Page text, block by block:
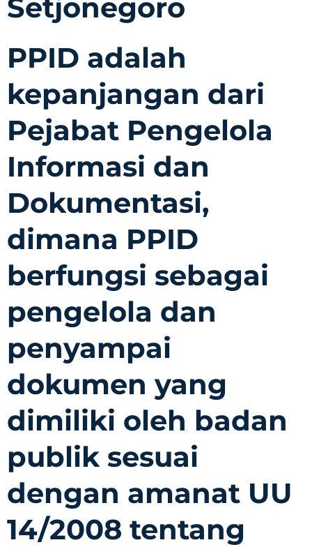
Setjonegoro
PPID adalah
kepanjangan dari
Pejabat Pengelola
Informasi dan
Dokumentasi,
dimana PPID
berfungsi sebagai
pengelola dan
penyampai
dokumen yang
dimiliki oleh badan
publik sesuai
dengan amanat UU
14/2008 tentang